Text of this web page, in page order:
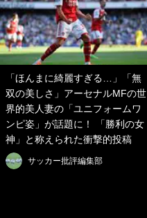
「ほんまに綺麗すぎる…」「無
双の美しさ」アーセナルMFの世
界的美人妻の「ユニフォームワ
ンピ姿」が話題に！ 「勝利の女
神」と称えられた衝撃的投稿
サッカー批評編集部